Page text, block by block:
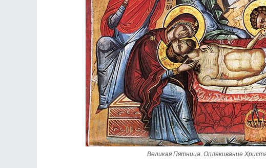
Великая Пятница. Оплакивание